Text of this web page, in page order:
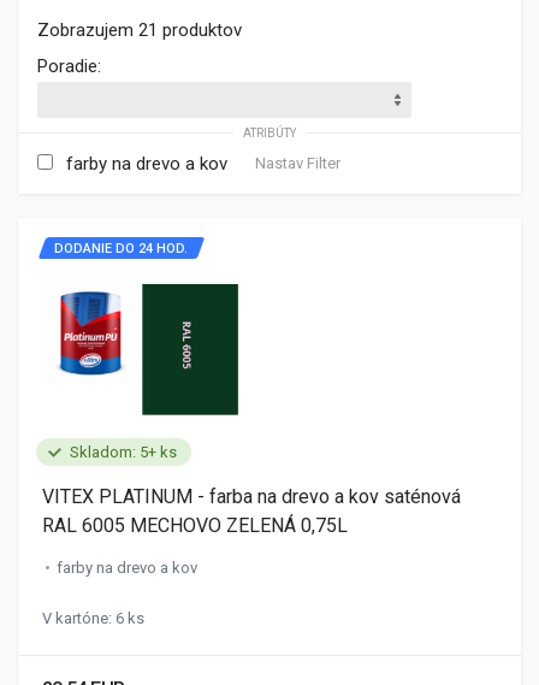
Zobrazujem 21 produktov
Poradie:
ATRIBÚTY
farby na drevo a kov Nastav Filter
Skladom: 5+ ks
DODANIE DO 24 HOD.
VITEX PLATINUM - farba na drevo a kov saténová
RAL 6005 MECHOVO ZELENÁ 0,75L
farby na drevo a kov
V kartóne: 6 ks